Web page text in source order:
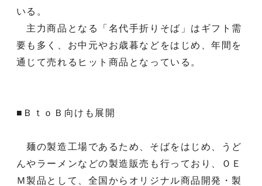
いる。
主力商品となる「名代手折りそば」はギフト需
要も多く、お中元やお歳暮などをはじめ、年間を
通じて売れるヒット商品となっている。
■ＢｔｏＢ向けも展開
麺の製造工場であるため、そばをはじめ、うど
んやラーメンなどの製造販売も行っており、ＯＥ
Ｍ製品として、全国からオリジナル商品開発・製